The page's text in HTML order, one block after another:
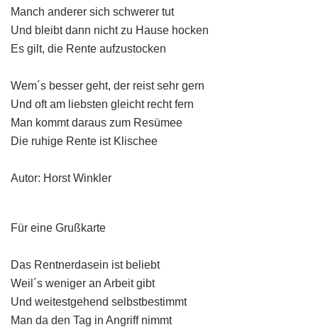
Manch anderer sich schwerer tut
Und bleibt dann nicht zu Hause hocken
Es gilt, die Rente aufzustocken
Wem´s besser geht, der reist sehr gern
Und oft am liebsten gleicht recht fern
Man kommt daraus zum Resümee
Die ruhige Rente ist Klischee
Autor: Horst Winkler
Für eine Grußkarte
Das Rentnerdasein ist beliebt
Weil´s weniger an Arbeit gibt
Und weitestgehend selbstbestimmt
Man da den Tag in Angriff nimmt